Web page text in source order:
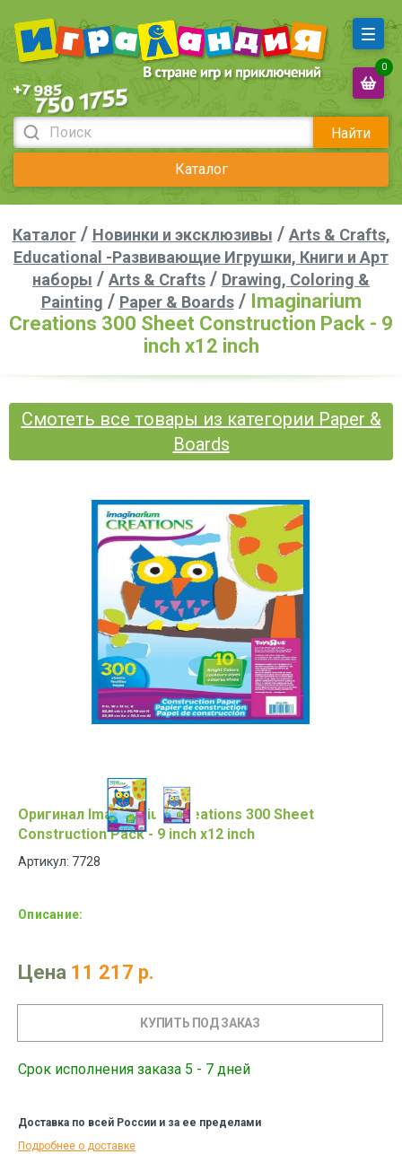
Найти
Каталог
0
Каталог/ Новинки и эксклюзивы / Arts & Crafts,
Educational -Развивающие Игрушки, Книги и Арт
наборы / Arts & Crafts / Drawing, Coloring &
Painting / Paper & Boards/ Imaginarium
Creations 300 Sheet Construction Pack - 9
inch x12 inch
Смотеть все товары из категории Paper &
Boards
Оригинал Imaginarium Creations 300 Sheet
Construction Pack - 9 inch x12 inch
Артикул: 7728
Описание:
Цена 11 217 р.
Срок исполнения заказа 5 - 7 дней
Доставка по всей России и за ее пределами
Подробнее о доставке